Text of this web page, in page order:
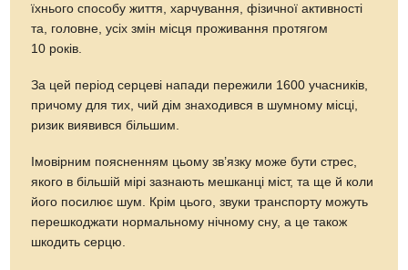
їхнього способу життя, харчування, фізичної активності
та, головне, усіх змін місця проживання протягом
10 років.
За цей період серцеві напади пережили 1600 учасників,
причому для тих, чий дім знаходився в шумному місці,
ризик виявився більшим.
Імовірним поясненням цьому зв’язку може бути стрес,
якого в більшій мірі зазнають мешканці міст, та ще й коли
його посилює шум. Крім цього, звуки транспорту можуть
перешкоджати нормальному нічному сну, а це також
шкодить серцю.